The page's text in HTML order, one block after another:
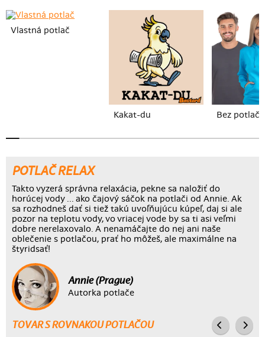
Vlastná potlač
Kakat-du Bez potlače
POTLAČ RELAX
Takto vyzerá správna relaxácia, pekne sa naložiť do
horúcej vody ... ako čajový sáčok na potlači od Annie. Ak
sa rozhodneš dať si tiež takú uvoľňujúcu kúpeľ, daj si ale
pozor na teplotu vody, vo vriacej vode by sa ti asi veľmi
dobre nerelaxovalo. A nenamáčajte do nej ani naše
oblečenie s potlačou, prať ho môžeš, ale maximálne na
štyridsať!
Annie (Prague)
Autorka potlače
TOVAR S ROVNAKOU POTLAČOU